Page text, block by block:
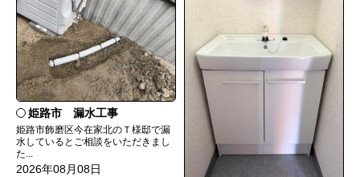
姫路市 漏水工事
姫路市飾磨区今在家北のＴ様邸で漏
水しているとご相談をいただきまし
た...
2026年08月08日